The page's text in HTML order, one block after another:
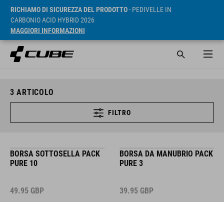
RICHIAMO DI SICUREZZA DEL PRODOTTO- PEDIVELLE IN
CARBONIO ACID HYBRID 2026
MAGGIORI INFORMAZIONI
3 ARTICOLO
FILTRO
BORSA SOTTOSELLA PACK
PURE 10
49.95 GBP
BORSA DA MANUBRIO PACK
PURE 3
39.95 GBP